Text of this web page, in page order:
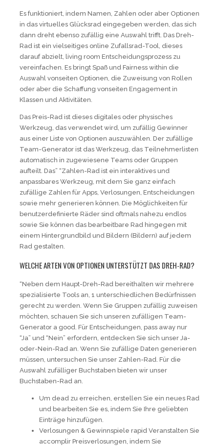
Es funktioniert, indem Namen, Zahlen oder aber Optionen
in das virtuelles Glücksrad eingegeben werden, das sich
dann dreht ebenso zufällig eine Auswahl trifft. Das Dreh-
Rad ist ein vielseitiges online Zufallsrad-Tool, dieses
darauf abzielt, living room Entscheidungsprozess zu
vereinfachen. Es bringt Spaß und Fairness within die
Auswahl vonseiten Optionen, die Zuweisung von Rollen
oder aber die Schaffung vonseiten Engagement in
Klassen und Aktivitäten.
Das Preis-Rad ist dieses digitales oder physisches
Werkzeug, das verwendet wird, um zufällig Gewinner
aus einer Liste von Optionen auszuwählen. Der zufällige
Team-Generator ist das Werkzeug, das Teilnehmerlisten
automatisch in zugewiesene Teams oder Gruppen
aufteilt. Das” “Zahlen-Rad ist ein interaktives und
anpassbares Werkzeug, mit dem Sie ganz einfach
zufällige Zahlen für Apps, Verlosungen, Entscheidungen
sowie mehr generieren können. Die Möglichkeiten für
benutzerdefinierte Räder sind oftmals nahezu endlos
sowie Sie können das bearbeitbare Rad hingegen mit
einem Hintergrundbild und Bildern (Bildern) auf jedem
Rad gestalten.
WELCHE ARTEN VON OPTIONEN UNTERSTÜTZT DAS DREH-RAD?
“Neben dem Haupt-Dreh-Rad bereithalten wir mehrere
spezialisierte Tools an, 1 unterschiedlichen Bedürfnissen
gerecht zu werden. Wenn Sie Gruppen zufällig zuweisen
möchten, schauen Sie sich unseren zufälligen Team-
Generator a good. Für Entscheidungen, pass away nur
“Ja” und “Nein” erfordern, entdecken Sie sich unser Ja-
oder-Nein-Rad an. Wenn Sie zufällige Daten generieren
müssen, untersuchen Sie unser Zahlen-Rad. Für die
Auswahl zufälliger Buchstaben bieten wir unser
Buchstaben-Rad an.
Um dead zu erreichen, erstellen Sie ein neues Rad
und bearbeiten Sie es, indem Sie Ihre geliebten
Einträge hinzufügen.
Verlosungen & Gewinnspiele rapid Veranstalten Sie
accomplir Preisverlosungen, indem Sie